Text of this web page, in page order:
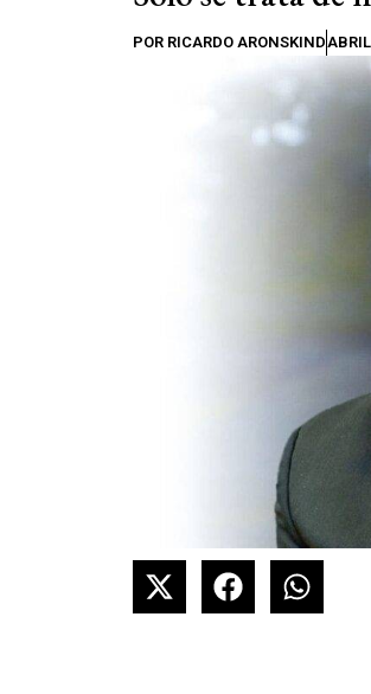
POR RICARDO ARONSKIND